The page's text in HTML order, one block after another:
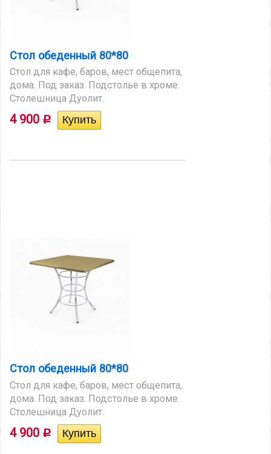
Стол обеденный 80*80
Стол для кафе, баров, мест общепита,
дома. Под заказ. Подстолье в хроме.
Столешница Дуолит.
4 900 Р
Стол обеденный 80*80
Стол для кафе, баров, мест общепита,
дома. Под заказ. Подстолье в хроме.
Столешница Дуолит.
4 900 Р